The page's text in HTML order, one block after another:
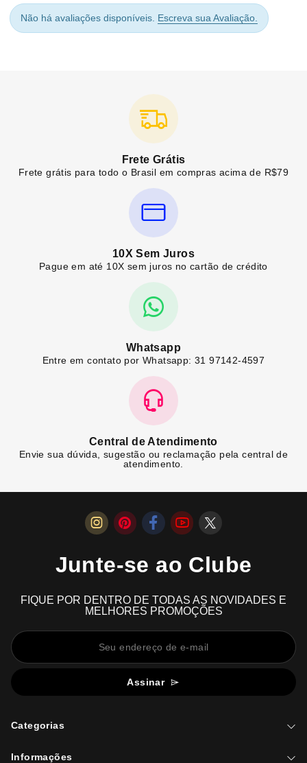
Não há avaliações disponíveis. Escreva sua Avaliação.
Frete Grátis
Frete grátis para todo o Brasil em compras acima de R$79
10X Sem Juros
Pague em até 10X sem juros no cartão de crédito
Whatsapp
Entre em contato por Whatsapp: 31 97142-4597
Central de Atendimento
Envie sua dúvida, sugestão ou reclamação pela central de
atendimento.
Junte-se ao Clube
FIQUE POR DENTRO DE TODAS AS NOVIDADES E
MELHORES PROMOÇÕES
Assinar
Categorias
Informações